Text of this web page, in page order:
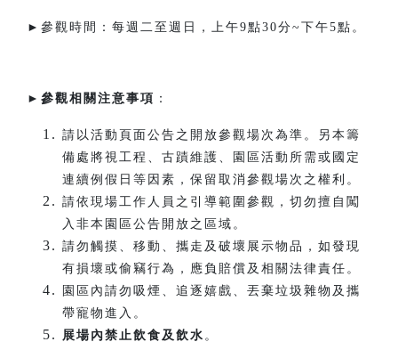
►參觀時間：每週二至週日，上午9點30分~下午5點。​
► 參觀相關注意事項 ：
請以活動頁面公告之開放參觀場次為準。另本籌
備處將視工程、古蹟維護、園區活動所需或國定
連續例假日等因素，保留取消參觀場次之權利。
請依現場工作人員之引導範圍參觀，切勿擅自闖
入非本園區公告開放之區域。
請勿觸摸、移動、攜走及破壞展示物品，如發現
有損壞或偷竊行為，應負賠償及相關法律責任。
園區內請勿吸煙、追逐嬉戲、丟棄垃圾雜物及攜
帶寵物進入。
展場內禁止飲食及飲水 。